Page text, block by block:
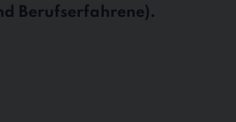
Berufserfahrene).